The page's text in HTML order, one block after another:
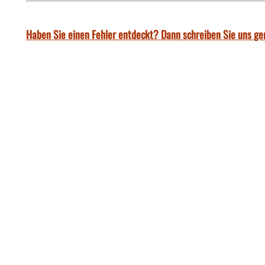
Haben Sie einen Fehler entdeckt? Dann schreiben Sie uns